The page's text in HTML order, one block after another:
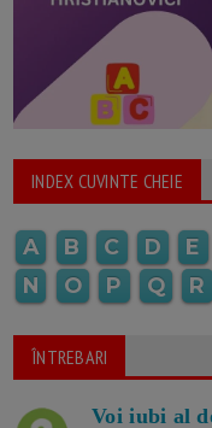
INDEX CUVINTE CHEIE
A B C D E
N
O P Q R
ÎNTREBARI
Voi iubi al